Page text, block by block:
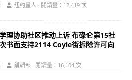
纽约墨人 · 閱讀量：12,419 次
理协助社区推动上诉 布碌仑第15社
书面支持2114 Coyle街拆除许可向
編輯部 · 閱讀量：16,104 次